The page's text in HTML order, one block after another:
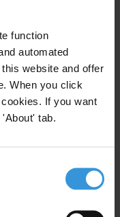
function
automated
website and offer
When you click
If you want
tab.
FUNDE